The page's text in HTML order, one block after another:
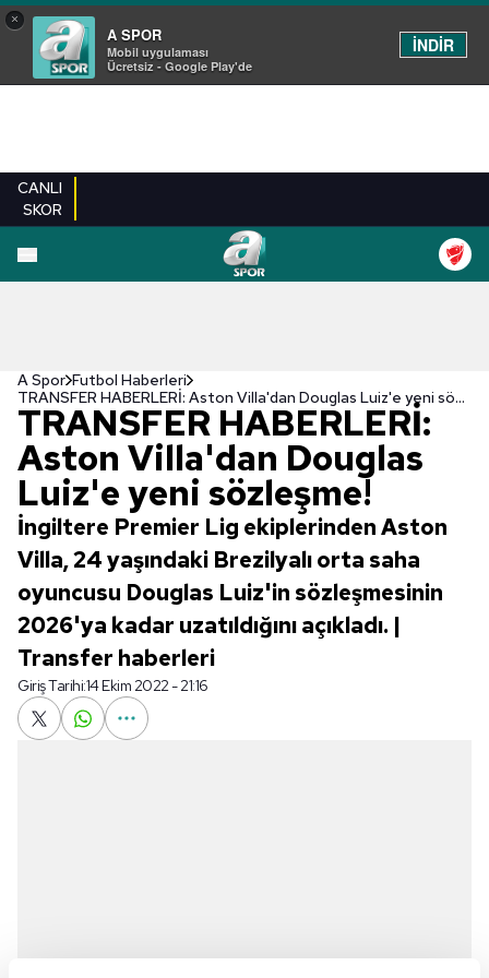
×
A SPOR
Mobil uygulaması
Ücretsiz - Google Play'de
İNDİR
CANLI
SKOR
A Spor Futbol Haberleri
TRANSFER HABERLERİ: Aston Villa'dan Douglas Luiz'e yeni sözleşme!
TRANSFER HABERLERİ:
Aston Villa'dan Douglas
Luiz'e yeni sözleşme!
İngiltere Premier Lig ekiplerinden Aston
Villa, 24 yaşındaki Brezilyalı orta saha
oyuncusu Douglas Luiz'in sözleşmesinin
2026'ya kadar uzatıldığını açıkladı. |
Transfer haberleri
Giriş Tarihi:14 Ekim 2022 - 21:16